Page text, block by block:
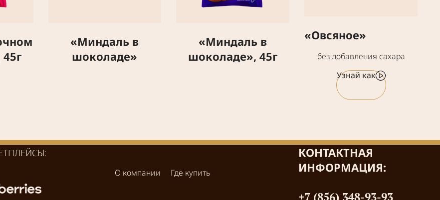
«Миндаль в
шоколаде»
«Миндаль в
шоколаде», 45г
«Овсяное»
без добавления сахара
Узнай как
О компании Где купить
КОНТАКТНАЯ
ИНФОРМАЦИЯ:
+7 (856) 348-93-93